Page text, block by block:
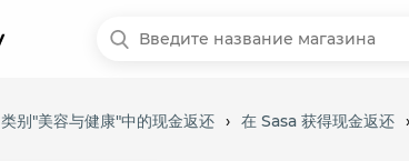
类别"美容与健康"中的现金返还 › 在 Sasa 获得现金返还 ›